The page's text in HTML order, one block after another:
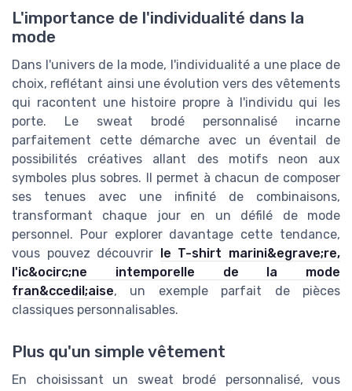
L'importance de l'individualité dans la
mode
Dans l'univers de la mode, l'individualité a une place de
choix, reflétant ainsi une évolution vers des vêtements
qui racontent une histoire propre à l'individu qui les
porte. Le sweat brodé personnalisé incarne
parfaitement cette démarche avec un éventail de
possibilités créatives allant des motifs neon aux
symboles plus sobres. Il permet à chacun de composer
ses tenues avec une infinité de combinaisons,
transformant chaque jour en un défilé de mode
personnel. Pour explorer davantage cette tendance,
vous pouvez découvrir le T-shirt marini&egrave;re,
l'ic&ocirc;ne intemporelle de la mode
fran&ccedil;aise, un exemple parfait de pièces
classiques personnalisables.
Plus qu'un simple vêtement
En choisissant un sweat brodé personnalisé, vous